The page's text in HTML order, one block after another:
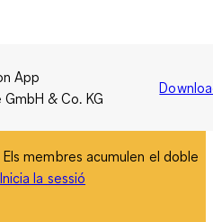
App
& Co. KG
membres acumulen el doble
Inicia la sessió